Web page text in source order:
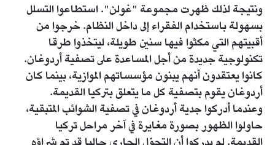
ونتيجة لذلك ظهرت مجموعة "غولن". استطاعوا التسلل
بسهولة باستخدام الفقراء إلى داخل النظام. خرجوا من
أقبيتهم التي مكثوا فيها سنين طويلة، ليتخذوا طرقا
تكنولوجية جديدة من أجل المساعدة على تصفية أردوغان.
كانوا يعتقدون أنهم يبنون مؤسساتهم الموازية، بينما كان
أردوغان يقوم بتصفية كل ما يتعلق بتركيا القديمة.
وعندما أدركوا جدية أردوغان في تصفية الشوائب المتبقية،
حاولوا الظهور بصورة مغايرة في آخر مراحل تركيا